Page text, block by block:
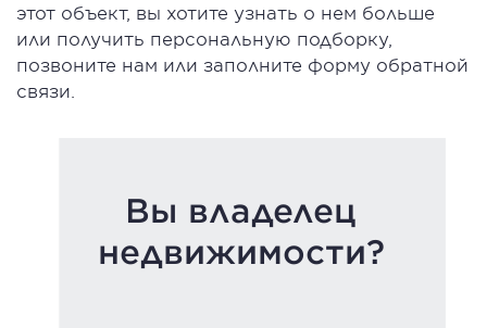
этот объект, вы хотите узнать о нем больше
или получить персональную подборку,
позвоните нам или заполните форму обратной
связи.
Вы владелец
недвижимости?